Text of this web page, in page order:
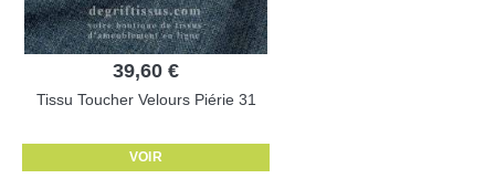
39,60 €
Tissu Toucher Velours Piérie 31
VOIR